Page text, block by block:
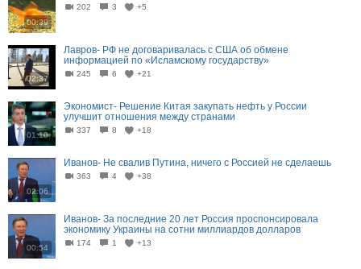
00:39
202 3 +5
02:37
Лавров- РФ не договаривалась с США об обмене
информацией по «Исламскому государству»
245 6 +21
01:10
Экономист- Решение Китая закупать нефть у России
улучшит отношения между странами
337 8 +18
02:06
Иванов- Не свалив Путина, ничего с Россией не сделаешь
363 4 +38
00:54
Иванов- За последние 20 лет Россия проспонсировала
экономику Украины на сотни миллиардов долларов
174 1 +13